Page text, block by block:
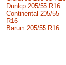
Dunlop 205/55 R16
Continental 205/55
R16
Barum 205/55 R16